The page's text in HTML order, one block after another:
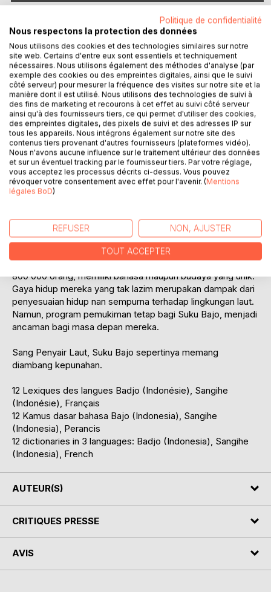
Laisser un avis
DESCRIPTION
Dari mana mereka berasal ? Para pengembara laut : Suku
Bajo. Masih diselimuti misteri dan belum terjawab.
Nyatanya, mereka bermukim di seluruh perairan Asia
Tenggara (Indonesia, Filipina, Malaysia). Kita tidak
mengagumkan tentu saja gaya hidup orang Bajo yang khas
: kehidupan di atas perahu. Walaupun sebagian besar suku
Bajo tinggal di atas rumah panggung yang dibangun jauh
dari pantai. Masyarakat Bajo, yang kini jumlahnya lebih dari
800 000 orang, memiliki bahasa maupun budaya yang unik.
Gaya hidup mereka yang tak lazim merupakan dampak dari
penyesuaian hidup nan sempurna terhadap lingkungan laut.
Namun, program pemukiman tetap bagi Suku Bajo, menjadi
ancaman bagi masa depan mereka.
Sang Penyair Laut, Suku Bajo sepertinya memang
diambang kepunahan.
12 Lexiques des langues Badjo (Indonésie), Sangihe
(Indonésie), Français
12 Kamus dasar bahasa Bajo (Indonesia), Sangihe
(Indonesia), Perancis
12 dictionaries in 3 languages: Badjo (Indonesia), Sangihe
(Indonesia), French
AUTEUR(S)
CRITIQUES PRESSE
AVIS
Politique de confidentialité
Nous respectons la protection des données
Nous utilisons des cookies et des technologies similaires sur notre
site web. Certains d'entre eux sont essentiels et techniquement
nécessaires. Nous utilisons également des méthodes d'analyse (par
exemple des cookies ou des empreintes digitales, ainsi que le suivi
côté serveur) pour mesurer la fréquence des visites sur notre site et la
manière dont il est utilisé. Nous utilisons des technologies de suivi à
des fins de marketing et recourons à cet effet au suivi côté serveur
ainsi qu'à des fournisseurs tiers, ce qui permet d'utiliser des cookies,
des empreintes digitales, des pixels de suivi et des adresses IP sur
tous les appareils. Nous intégrons également sur notre site des
contenus tiers provenant d'autres fournisseurs (plateformes vidéo).
Nous n'avons aucune influence sur le traitement ultérieur des données
et sur un éventuel tracking par le fournisseur tiers. Par votre réglage,
vous acceptez les processus décrits ci-dessus. Vous pouvez
révoquer votre consentement avec effet pour l'avenir. (Mentions
légales BoD)
REFUSER NON, AJUSTER
TOUT ACCEPTER